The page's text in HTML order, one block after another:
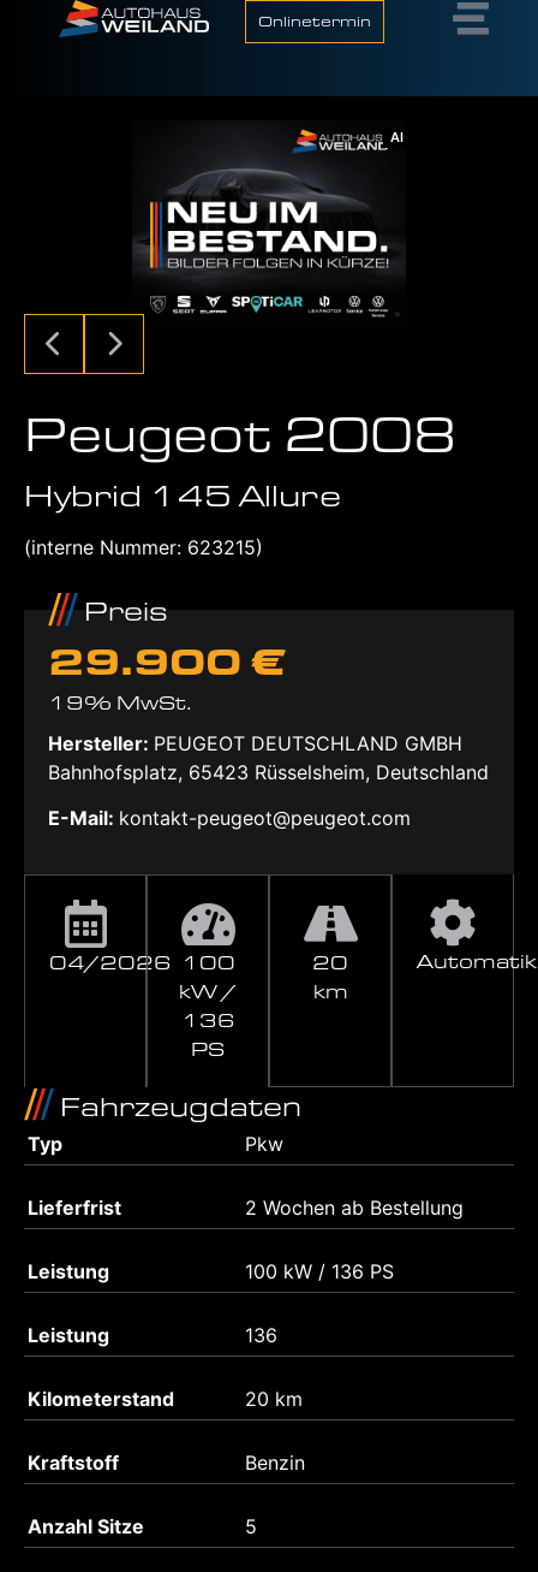
Onlinetermin
AI
Peugeot 2008
Hybrid 145 Allure
(interne Nummer: 623215)
04/2026
100
kW /
136
PS
20
km
Automatik
Fahrzeugdaten
Typ Pkw
Lieferfrist 2 Wochen ab Bestellung
Leistung 100 kW / 136 PS
Leistung 136
Kilometerstand 20 km
Kraftstoff Benzin
Anzahl Sitze 5
Preis
29.900 €
19% MwSt.
Hersteller: PEUGEOT DEUTSCHLAND GMBH
Bahnhofsplatz, 65423 Rüsselsheim, Deutschland
E-Mail: kontakt-peugeot@peugeot.com